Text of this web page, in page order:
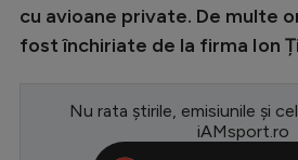
Europa League
CM 2026
Premier League
cu avioane private. De multe
fost închiriate de la firma Ion
Nu rata știrile, emisiunile și
iAMsport.ro